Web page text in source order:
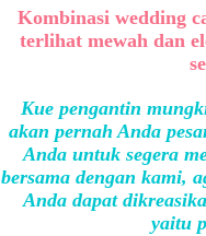
Kombinasi wedding
terlihat mewah dan
Kue pengantin
akan pernah Anda
Anda untuk segera
bersama dengan kami,
Anda dapat
yaitu